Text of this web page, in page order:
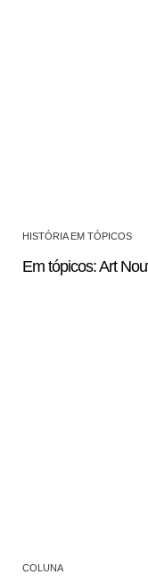
HISTÓRIA EM TÓPICOS
Em tópicos: Art
COLUNA